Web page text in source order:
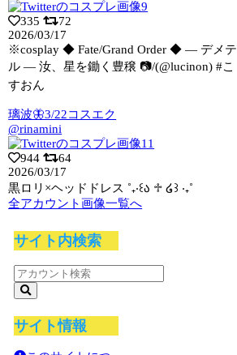
335
72
2026/03/17
※cosplay ◆ Fate/Grand Order ◆ ― デメテ
ル ―汝、星を鋤く豊穣 📷/(@lucinon) #こ
すおん
璃波🦋3/22コスエク
@rinamini
944
64
2026/03/17
黒ロリ×ヘッドドレス ˚₊‧꒰ა ♱ ໒꒱ ‧₊˚
全アカウント画像一覧へ
サイト内検索
サイト情報